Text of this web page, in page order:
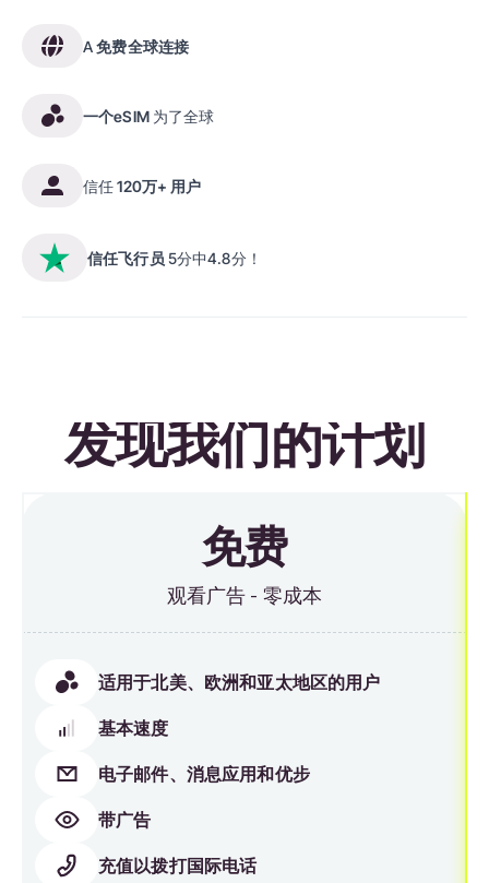
A免费全球连接
一个eSIM 为了全球
信任120万+ 用户
信任飞行员 5分中4.8分！
发现我们的计划
免费
观看广告 - 零成本
适用于北美、欧洲和亚太地区的用户
基本速度
电子邮件、消息应用和优步
带广告
充值以拨打国际电话